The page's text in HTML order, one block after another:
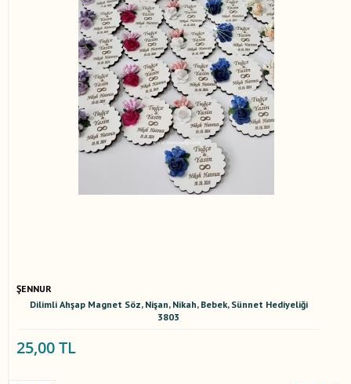
ŞENNUR
Dilimli Ahşap Magnet Söz, Nişan, Nikah, Bebek, Sünnet Hediyeliği
3803
25,00 TL